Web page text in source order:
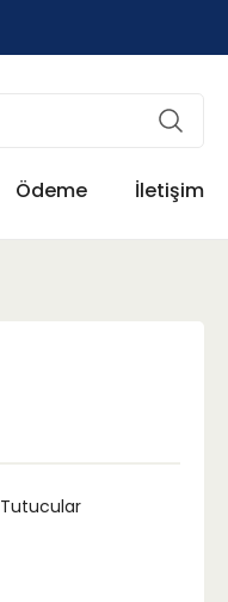
Ödeme İletişim
Tutucular